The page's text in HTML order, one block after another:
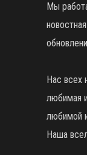
Мы
Нас всех
любимая
любимой
Наша